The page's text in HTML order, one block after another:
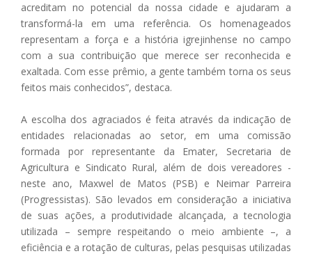
acreditam no potencial da nossa cidade e ajudaram a
transformá-la em uma referência. Os homenageados
representam a força e a história igrejinhense no campo
com a sua contribuição que merece ser reconhecida e
exaltada. Com esse prêmio, a gente também torna os seus
feitos mais conhecidos”, destaca.
A escolha dos agraciados é feita através da indicação de
entidades relacionadas ao setor, em uma comissão
formada por representante da Emater, Secretaria de
Agricultura e Sindicato Rural, além de dois vereadores -
neste ano, Maxwel de Matos (PSB) e Neimar Parreira
(Progressistas). São levados em consideração a iniciativa
de suas ações, a produtividade alcançada, a tecnologia
utilizada – sempre respeitando o meio ambiente –, a
eficiência e a rotação de culturas, pelas pesquisas utilizadas